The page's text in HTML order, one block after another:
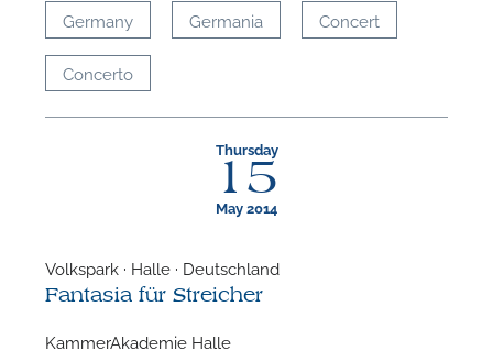
Germany Germania Concert
Concerto
Thursday
15
May 2014
Volkspark · Halle · Deutschland
Fantasia für Streicher
KammerAkademie Halle